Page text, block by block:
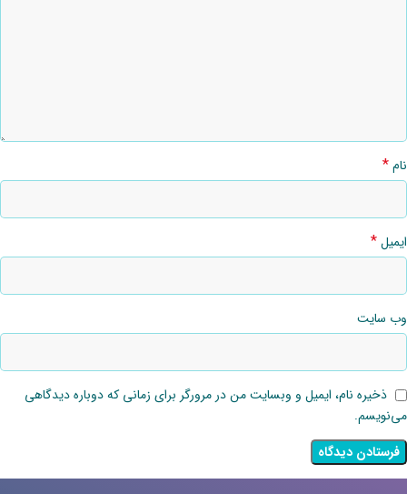
نام*
ایمیل*
وب‌ سایت
ذخیره نام، ایمیل و وبسایت من در مرورگر برای زمانی که دوباره دیدگاهی
می‌نویسم.